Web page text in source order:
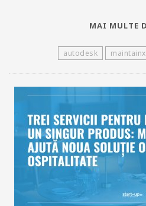
MAI MULTE
autodesk maintainx